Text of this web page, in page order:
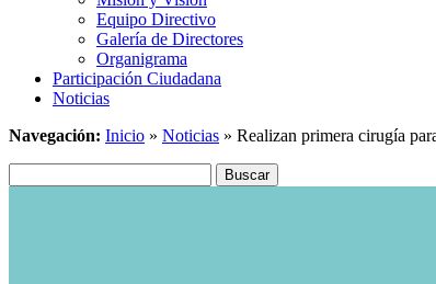
Equipo Directivo
Galería de Directores
Organigrama
Participación Ciudadana
Noticias
Navegación: Inicio » Noticias » Realizan primera cirugía